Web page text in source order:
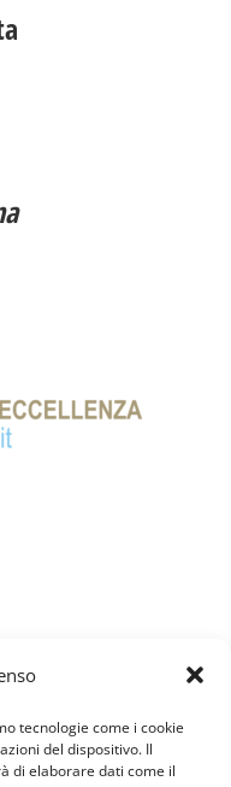
tecnologie come i cookie
del dispositivo. Il
di elaborare dati come il